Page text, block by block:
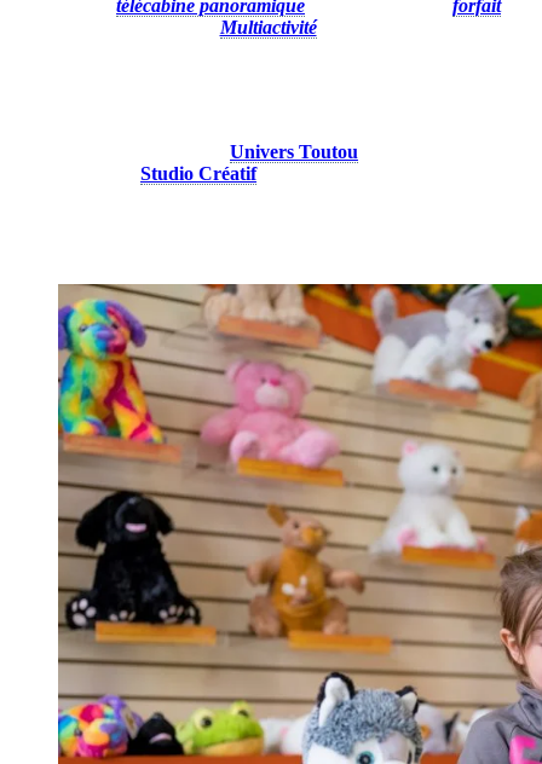
télécabine panoramique
forfait
Multiactivité!
Univers Toutou
Studio Créatif.